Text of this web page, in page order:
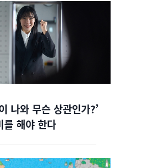
나와 무슨 상관인가?’
를 해야 한다